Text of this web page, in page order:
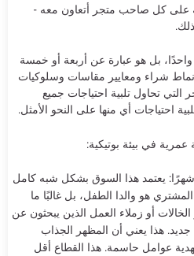
على كل صاحب متجر أتعاون معه -
بل هو عبارة عن أربعة أو خمسة
شراء ومعايير مقاسات وسلوكيات
التي تحاول تلبية احتياجات جميع
احتياجات أي منها على النحو الأمثل.
عمرية في بيئة بوتيكية:
من حديثي الولادة إلى 12 شهرًا: يعتمد هذا السوق بشكل شبه كامل
هو والدا الطفل، بل غالبًا ما
الخالات أو زملاء العمل الذين يبحثون عن
هذا يعني أن المظهر الجذاب
عوامل حاسمة. هذا القطاع أقل